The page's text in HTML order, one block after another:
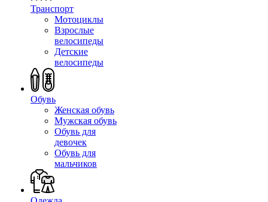
Транспорт
Мотоциклы
Взрослые
велосипеды
Детские
велосипеды
Обувь
Женская обувь
Мужская обувь
Обувь для
девочек
Обувь для
мальчиков